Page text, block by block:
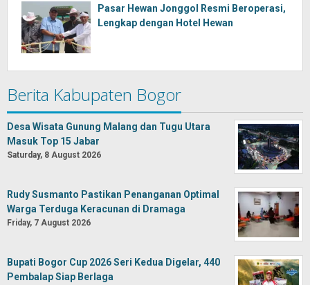
Pasar Hewan Jonggol Resmi Beroperasi,
Lengkap dengan Hotel Hewan
Berita Kabupaten Bogor
Desa Wisata Gunung Malang dan Tugu Utara
Masuk Top 15 Jabar
Saturday, 8 August 2026
Rudy Susmanto Pastikan Penanganan Optimal
Warga Terduga Keracunan di Dramaga
Friday, 7 August 2026
Bupati Bogor Cup 2026 Seri Kedua Digelar, 440
Pembalap Siap Berlaga